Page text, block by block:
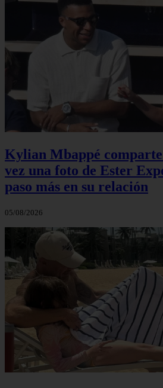
Kylian Mbappé
vez una foto de Ester
paso más en su relación
05/08/2026